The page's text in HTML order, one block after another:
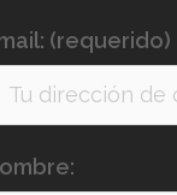
(requerido)